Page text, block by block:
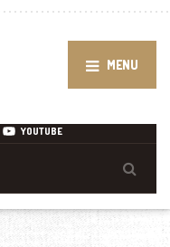
MENU
YOUTUBE